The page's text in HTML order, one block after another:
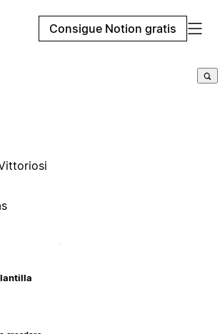
Consigue Notion gratis